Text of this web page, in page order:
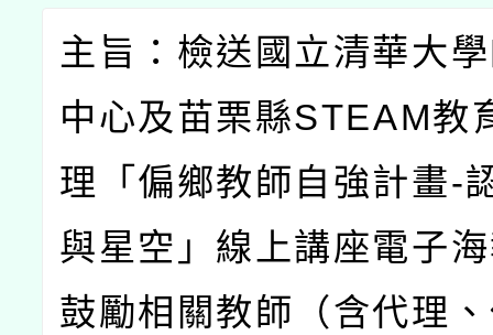
主旨：檢送國立清華大
中心及苗栗縣STEAM教
理「偏鄉教師自強計畫-
與星空」線上講座電子
鼓勵相關教師（含代理